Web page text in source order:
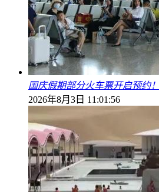
国庆假期部分火车票开启预约
2026年8月3日 11:01:56